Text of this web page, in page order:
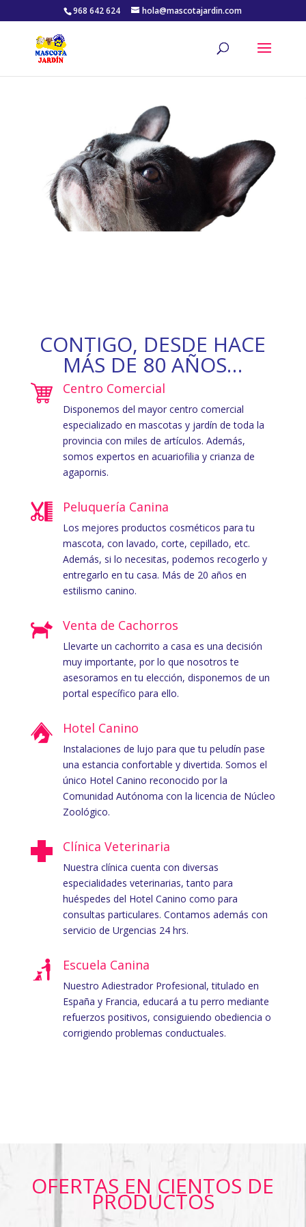
968 642 624 hola@mascotajardin.com
CONTIGO, DESDE HACE
MÁS DE 80 AÑOS…
Centro Comercial
Disponemos del mayor centro comercial
especializado en mascotas y jardín de toda la
provincia con miles de artículos. Además,
somos expertos en acuariofilia y crianza de
agapornis.
Peluquería Canina
Los mejores productos cosméticos para tu
mascota, con lavado, corte, cepillado, etc.
Además, si lo necesitas, podemos recogerlo y
entregarlo en tu casa. Más de 20 años en
estilismo canino.
Venta de Cachorros
Llevarte un cachorrito a casa es una decisión
muy importante, por lo que nosotros te
asesoramos en tu elección, disponemos de un
portal específico para ello.
Hotel Canino
Instalaciones de lujo para que tu peludín pase
una estancia confortable y divertida. Somos el
único Hotel Canino reconocido por la
Comunidad Autónoma con la licencia de Núcleo
Zoológico.
Clínica Veterinaria
Nuestra clínica cuenta con diversas
especialidades veterinarias, tanto para
huéspedes del Hotel Canino como para
consultas particulares. Contamos además con
servicio de Urgencias 24 hrs.
Escuela Canina
Nuestro Adiestrador Profesional, titulado en
España y Francia, educará a tu perro mediante
refuerzos positivos, consiguiendo obediencia o
corrigiendo problemas conductuales.
OFERTAS EN CIENTOS DE
PRODUCTOS